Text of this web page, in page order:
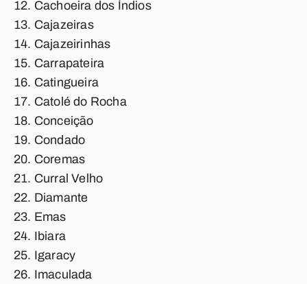
Cachoeira dos Índios
Cajazeiras
Cajazeirinhas
Carrapateira
Catingueira
Catolé do Rocha
Conceição
Condado
Coremas
Curral Velho
Diamante
Emas
Ibiara
Igaracy
Imaculada